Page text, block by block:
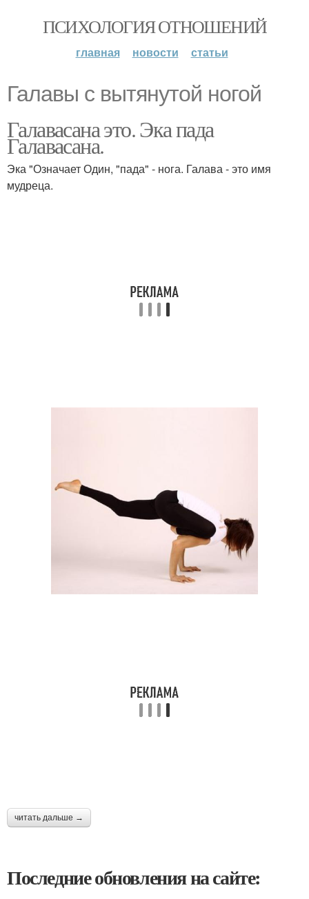
ПСИХОЛОГИЯ ОТНОШЕНИЙ
главная новости статьи
Галавы с вытянутой ногой
Галавасана это. Эка пада
Галавасана.
Эка "Означает Один, "пада" - нога. Галава - это имя
мудреца.
читать дальше →
Последние обновления на сайте: